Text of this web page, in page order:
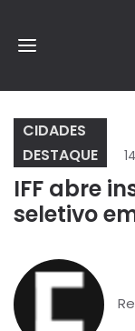
CIDADES
DESTAQUE
IFF abre
seletivo